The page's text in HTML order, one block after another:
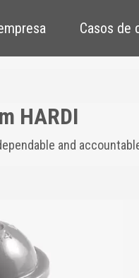
Casos de
HARDI
and